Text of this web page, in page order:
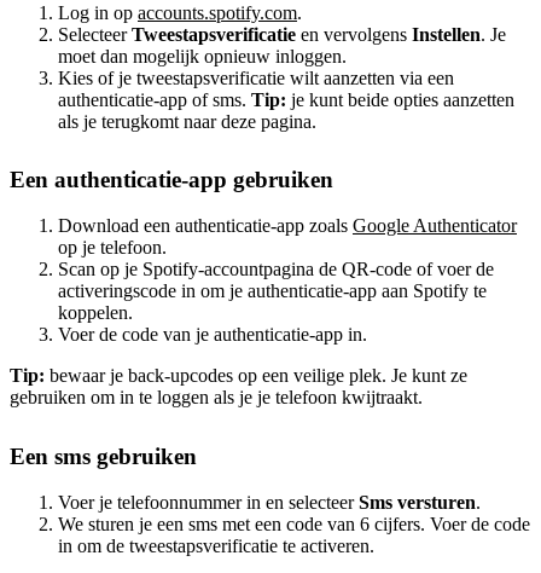
Log in op accounts.spotify.com.
SelecteerTweestapsverificatie en vervolgens Instellen. Je
moet dan mogelijk opnieuw inloggen.
Kies of je tweestapsverificatie wilt aanzetten via een
authenticatie-app of sms. Tip: je kunt beide opties aanzetten
als je terugkomt naar deze pagina.
Een authenticatie-app gebruiken
Download een authenticatie-app zoals Google Authenticator
op je telefoon.
Scan op je Spotify-accountpagina de QR-code of voer de
activeringscode in om je authenticatie-app aan Spotify te
koppelen.
Voer de code van je authenticatie-app in.
Tip: bewaar je back-upcodes op een veilige plek. Je kunt ze
gebruiken om in te loggen als je je telefoon kwijtraakt.
Een sms gebruiken
Voer je telefoonnummer in en selecteerSms versturen.
We sturen je een sms met een code van 6 cijfers. Voer de code
in om de tweestapsverificatie te activeren.